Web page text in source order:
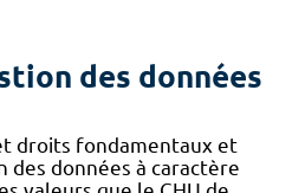
des données
droits fondamentaux et
données à caractère